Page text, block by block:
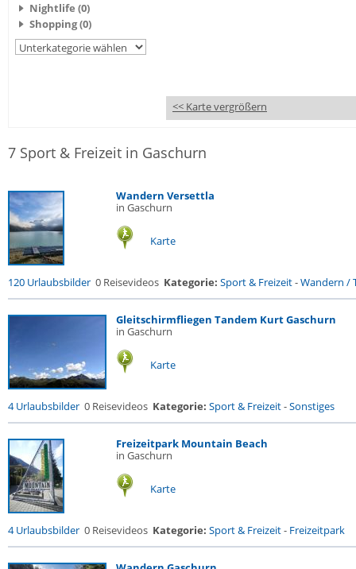
Nightlife (0)
Shopping (0)
<< Karte vergrößern
7 Sport & Freizeit in Gaschurn
Wandern Versettla
in Gaschurn
Karte
120 Urlaubsbilder 0 Reisevideos Kategorie: Sport & Freizeit-Wandern /
Gleitschirmfliegen Tandem Kurt Gaschurn
in Gaschurn
Karte
4 Urlaubsbilder 0 Reisevideos Kategorie: Sport & Freizeit-Sonstiges
Freizeitpark Mountain Beach
in Gaschurn
Karte
4 Urlaubsbilder 0 Reisevideos Kategorie: Sport & Freizeit- Freizeitpark